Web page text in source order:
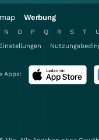
Werbung
N O P Q R S T
Apps: